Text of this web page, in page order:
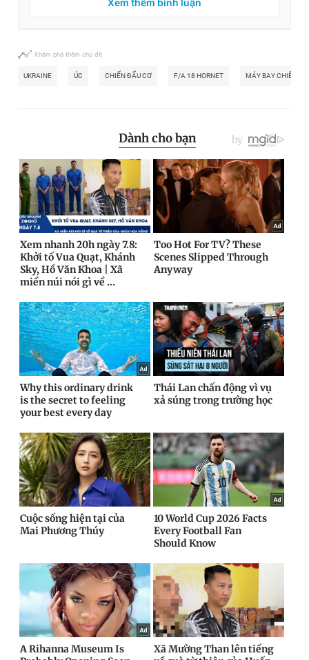
Xem thêm bình luận
Khám phá thêm chủ đề
UKRAINE ÚC CHIẾN ĐẤU CƠ F/A 18 HORNET MÁY BAY CHIẾN